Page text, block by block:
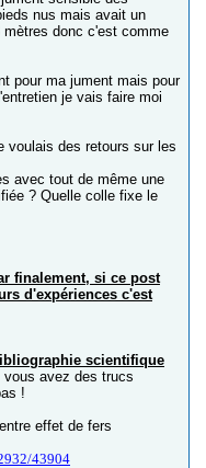
nus mais avait un
donc c'est comme
pour ma jument mais pour
je vais faire moi
voulais des retours sur les
avec tout de même une
? Quelle colle fixe le
finalement, si ce post
d'expériences c'est
scientifique
avez des trucs
!
effet de fers
43904